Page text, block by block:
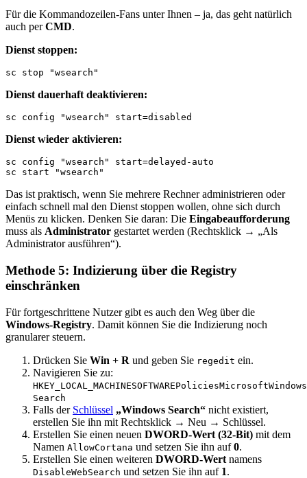
Für die Kommandozeilen-Fans unter Ihnen – ja, das geht natürlich
auch perCMD.
Dienst stoppen:
sc stop "wsearch"
Dienst dauerhaft deaktivieren:
sc config "wsearch" start=disabled
Dienst wieder aktivieren:
sc config "wsearch" start=delayed-auto
sc start "wsearch"
Das ist praktisch, wenn Sie mehrere Rechner administrieren oder
einfach schnell mal den Dienst stoppen wollen, ohne sich durch
Menüs zu klicken. Denken Sie daran: Die Eingabeaufforderung
muss als Administrator gestartet werden (Rechtsklick → „Als
Administrator ausführen“).
Methode 5: Indizierung über die Registry
einschränken
Für fortgeschrittene Nutzer gibt es auch den Weg über die
Windows-Registry. Damit können Sie die Indizierung noch
granularer steuern.
Drücken Sie Win + R und geben Sie regedit ein.
Navigieren Sie zu:
Search
Falls der Schlüssel „Windows Search“ nicht existiert,
erstellen Sie ihn mit Rechtsklick → Neu → Schlüssel.
Erstellen Sie einen neuen DWORD-Wert (32-Bit) mit dem
Namen AllowCortana und setzen Sie ihn auf0.
Erstellen Sie einen weiteren DWORD-Wert namens
DisableWebSearch und setzen Sie ihn auf 1.